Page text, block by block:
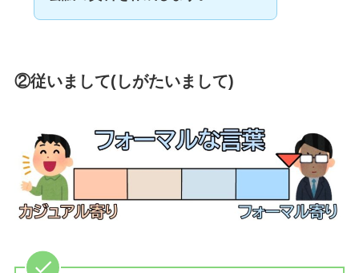
②従いまして(しがたいまして)